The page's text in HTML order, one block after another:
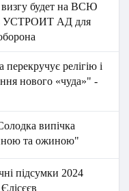
будет на ВСЮ
АД для
релігію і
нового «чуда»" -
випічка
та ожиною"
підсумки 2024